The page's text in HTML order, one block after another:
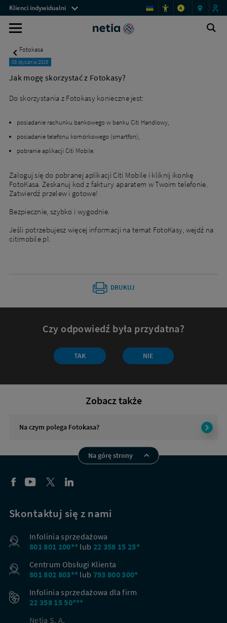
Jak
mogę
skorzystać
Netia
Menu
przestrzeni
klienckich
Klienci indywidualni A
Pomoc
dla
klientów
Wyszukiwarka
Fotokasa
03 stycznia 2019
Jak mogę skorzystać z Fotokasy?
Do skorzystania z Fotokasy konieczne jest:
posiadanie rachunku bankowego w banku Citi Handlowy,
posiadanie telefonu komórkowego (smartfon),
pobranie aplikacji Citi Mobile.
Zaloguj się do pobranej aplikacji Citi Mobile i kliknij ikonkę
FotoKasa. Zeskanuj kod z faktury aparatem w Twoim telefonie.
Zatwierdź przelew i gotowe!
Bezpiecznie, szybko i wygodnie.
Jeśli potrzebujesz więcej informacji na temat FotoKasy, wejdź na
citimobile.pl.
DRUKUJ
Czy odpowiedź była przydatna?
odpowiedź
TAK NIE
Zobacz także
Na czym polega Fotokasa?
Na górę strony
Skontaktuj się z nami
Infolinia sprzedażowa
801 801 100** lub 22 358 15 25*
Centrum Obsługi Klienta
801 802 803** lub 793 800 300*
Infolinia sprzedażowa dla firm
22 358 15 50***
Netia S. A.